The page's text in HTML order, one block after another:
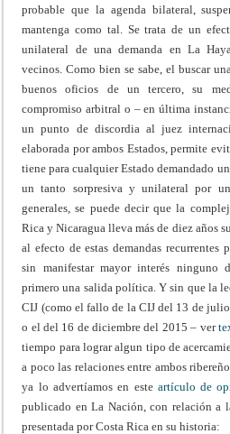
probable que la agenda bilateral,
mantenga como tal. Se trata de un
unilateral de una demanda en La
vecinos. Como bien se sabe, el buscar
buenos oficios de un tercero, su
compromiso arbitral o – en última
un punto de discordia al juez
elaborada por ambos Estados, permite
tiene para cualquier Estado demandado
un tanto sorpresiva y unilateral por
generales, se puede decir que la
Rica y Nicaragua lleva más de diez años
al efecto de estas demandas recurrentes
sin manifestar mayor interés ninguno
primero una salida política. Y sin que la
CIJ (como el fallo de la CIJ del 13 de
o el del 16 de diciembre del 2015 – ver
tiempo para lograr algun tipo de
a poco las relaciones entre ambos
ya lo advertíamos en este artículo de
publicado en La Nación, con relación a
presentada por Costa Rica en su historia: